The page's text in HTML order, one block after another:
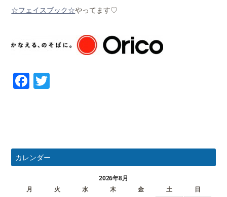
☆フェイスブック☆やってます♡
Facebook
カレンダー
2026年8月
月
火 水 木 金 土
日